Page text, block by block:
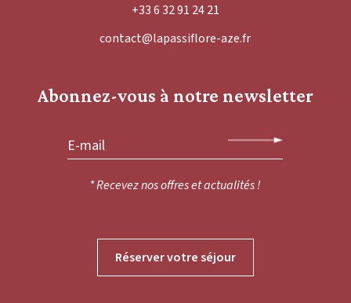
+33 6 32 91 24 21
contact@lapassiflore-aze.fr
Abonnez-vous à notre newsletter
* Recevez nos offres et actualités !
Réserver votre séjour